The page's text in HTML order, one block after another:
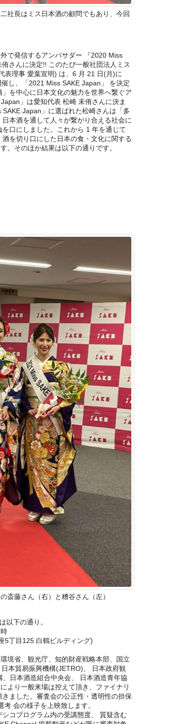
社長はミス日本酒の顧問でもあり、今回
で発信するアンバサダー 『2020 Miss
さんに決定!! このたび一般社団法人ミス
表理事 愛葉宣明) は、6 月 21 日(月)に
し、「2021 Miss SAKE Japan」 を決定
を中心に日本文化の魅力を世界へ繋ぐア
」は愛知代表 松崎 未侑さんに決ま
Japan」に選ばれた松崎さんは「多
本酒を通して人々が繋がり合える社会に
口にしました。これから 1 年を通じて
を切り口にした日本の食・文化に関する
。そのほか結果は以下の通りです。
ん
ん
斎藤さん（右）と糟谷さん（左）
以下の通り。
5丁目12­5 白鶴ビルディング)
境省、観光庁、知的財産戦略本部、国立
本貿易振興機構(JETRO)、 日本政府観
日本酒造組合中央会、 日本酒造⻘年協
より一般来場は控えて頂き、ファイナリ
ました。審査会の公正性・透明性の担保
考 会の様子を上映致します。
コプログラム内の受講態度、 質疑含む